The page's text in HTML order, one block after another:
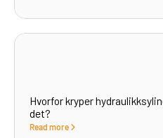
Hvorfor kryper
det?
Read more